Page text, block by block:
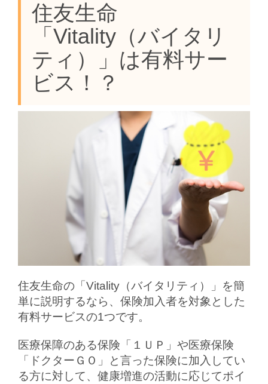
住友生命
「Vitality（バイタリ
ティ）」は有料サー
ビス！？
住友生命の「Vitality（バイタリティ）」を簡
単に説明するなら、保険加入者を対象とした
有料サービスの1つです。
医療保障のある保険「１ＵＰ」や医療保険
「ドクターＧＯ」と言った保険に加入してい
る方に対して、健康増進の活動に応じてポイ